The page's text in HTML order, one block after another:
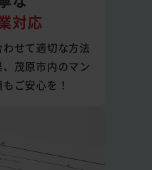
対応
せて適切な方法
茂原市内のマン
ご安心を！